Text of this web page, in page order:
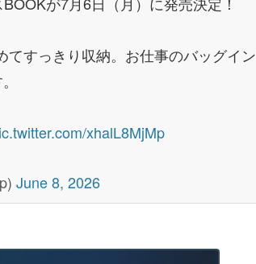
てすっきり収納。お仕事のバッグイン
xhalL8MjMp
June 8, 2026